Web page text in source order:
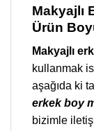
Makyajlı
Ürün
Makyajlı
kullanmak
aşağıda ki
erkek boy
bizimle